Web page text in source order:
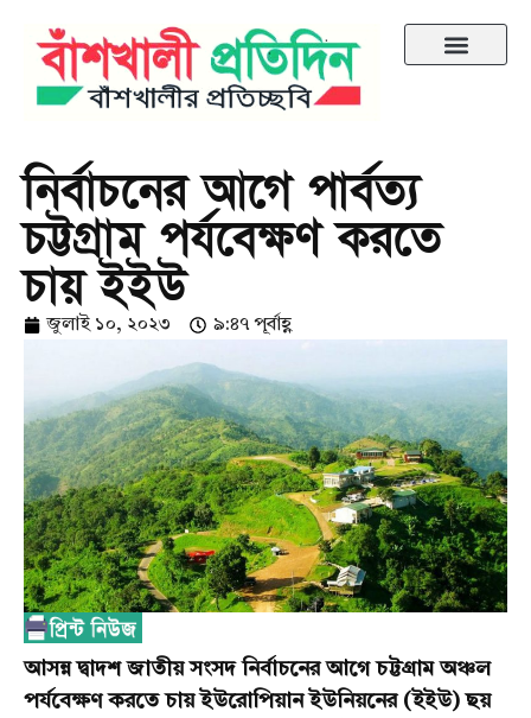
নির্বাচনের আগে পার্বত্য
চট্টগ্রাম পর্যবেক্ষণ করতে
চায় ইইউ
জুলাই ১০, ২০২৩ ৯:৪৭ পূর্বাহ্ণ
আসন্ন দ্বাদশ জাতীয় সংসদ নির্বাচনের আগে চট্টগ্রাম অঞ্চল
পর্যবেক্ষণ করতে চায় ইউরোপিয়ান ইউনিয়নের (ইইউ) ছয়